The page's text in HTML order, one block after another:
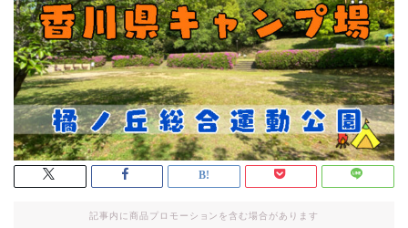
記事内に商品プロモーションを含む場合があります